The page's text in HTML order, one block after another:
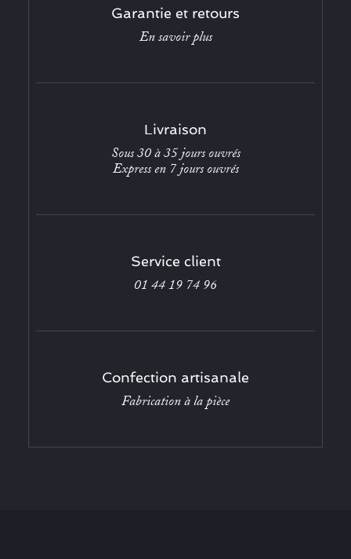
Garantie et retours
En savoir plus
Livraison
Sous 30 à 35 jours ouvrés
Express en 7 jours ouvrés
Service client
01 44 19 74 96
Confection artisanale
Fabrication à la pièce